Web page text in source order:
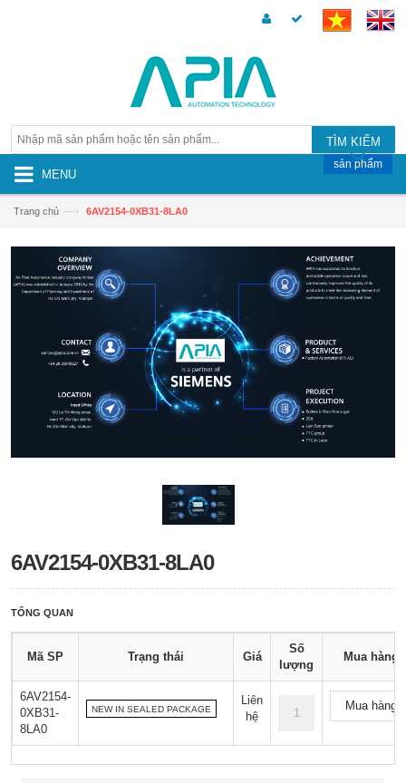
TÌM KIẾM
MENU
sản phẩm
Trang chủ —› 6AV2154-0XB31-8LA0
6AV2154-0XB31-8LA0
TỔNG QUAN
Mã SP Trạng thái Giá
Số
lượng
Mua hàng
6AV2154-
0XB31-
8LA0
NEW IN SEALED PACKAGE
Liên
hệ
Mua hàng